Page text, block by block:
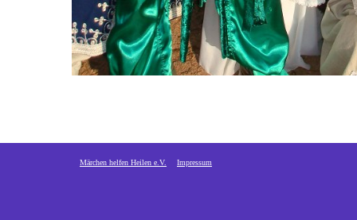
Märchen helfen Heilen e.V. Impressum